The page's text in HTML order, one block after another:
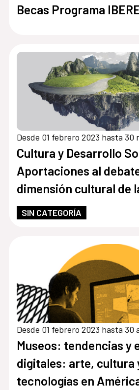
Becas Programa
Desde 01 febrero 2023 hasta 30
Cultura y Desarrollo
Aportaciones al
dimensión cultural de
2030.
SIN CATEGORÍA
Desde 01 febrero 2023 hasta 30
Museos: tendencias y
digitales: arte, cultura
tecnologías en